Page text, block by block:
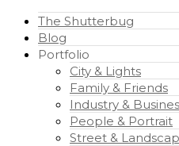
The Shutterbug
Blog
Portfolio
City & Lights
Family & Friends
Industry &
People & Portrait
Street &